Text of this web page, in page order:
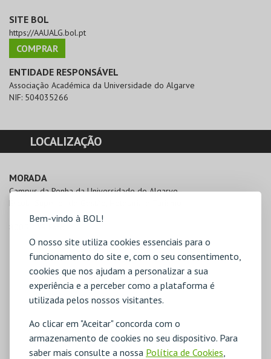
Bem-vindo à BOL!
O nosso site utiliza cookies essenciais para o
funcionamento do site e, com o seu consentimento,
cookies que nos ajudam a personalizar a sua
experiência e a perceber como a plataforma é
utilizada pelos nossos visitantes.
Ao clicar em "Aceitar" concorda com o
armazenamento de cookies no seu dispositivo. Para
saber mais consulte a nossa Política de Cookies
SITE BOL
https://AAUALG.bol.pt
COMPRAR
ENTIDADE RESPONSÁVEL
Associação Académica da Universidade do Algarve
NIF: 504035266
LOCALIZAÇÃO
MORADA
Campus da Penha da Universidade do Algarve -
Escola Superior de Gestão, Hotelaria e Turismo